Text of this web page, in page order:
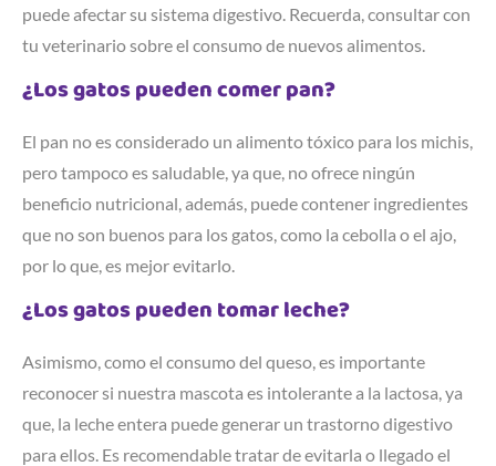
puede afectar su sistema digestivo. Recuerda, consultar con
tu veterinario sobre el consumo de nuevos alimentos.
¿Los gatos pueden comer pan?
El pan no es considerado un alimento tóxico para los michis,
pero tampoco es saludable, ya que, no ofrece ningún
beneficio nutricional, además, puede contener ingredientes
que no son buenos para los gatos, como la cebolla o el ajo,
por lo que, es mejor evitarlo.
¿Los gatos pueden tomar leche?
Asimismo, como el consumo del queso, es importante
reconocer si nuestra mascota es intolerante a la lactosa, ya
que, la leche entera puede generar un trastorno digestivo
para ellos. Es recomendable tratar de evitarla o llegado el